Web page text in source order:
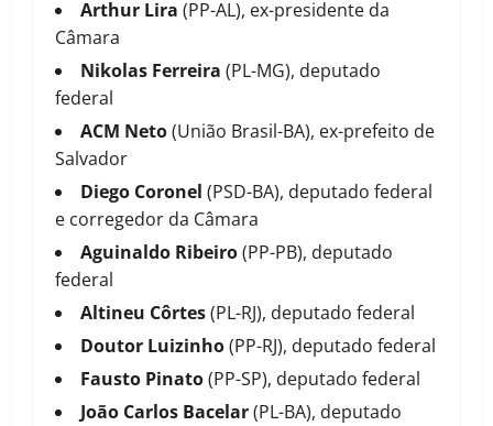
Arthur Lira (PP-AL), ex-presidente da
Câmara
Nikolas Ferreira (PL-MG), deputado
federal
ACM Neto(União Brasil-BA), ex-prefeito de
Salvador
Diego Coronel (PSD-BA), deputado federal
e corregedor da Câmara
Aguinaldo Ribeiro(PP-PB), deputado
federal
Altineu Côrtes(PL-RJ), deputado federal
Doutor Luizinho(PP-RJ), deputado federal
Fausto Pinato(PP-SP), deputado federal
João Carlos Bacelar(PL-BA), deputado